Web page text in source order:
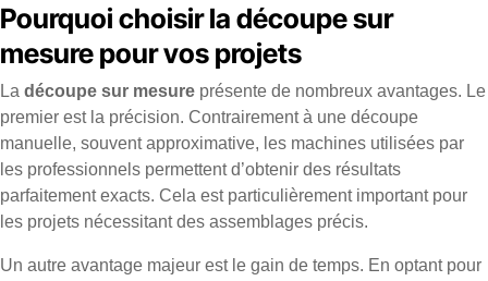
Pourquoi choisir la découpe sur
mesure pour vos projets
La découpe sur mesure présente de nombreux avantages. Le
premier est la précision. Contrairement à une découpe
manuelle, souvent approximative, les machines utilisées par
les professionnels permettent d’obtenir des résultats
parfaitement exacts. Cela est particulièrement important pour
les projets nécessitant des assemblages précis.
Un autre avantage majeur est le gain de temps. En optant pour